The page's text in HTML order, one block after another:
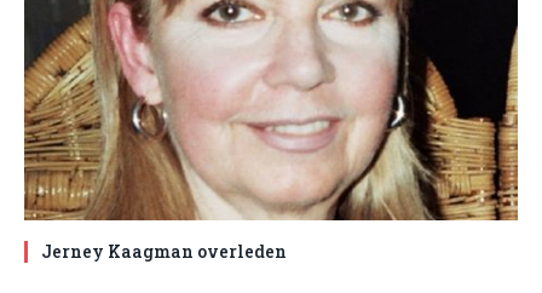
Jerney Kaagman overleden